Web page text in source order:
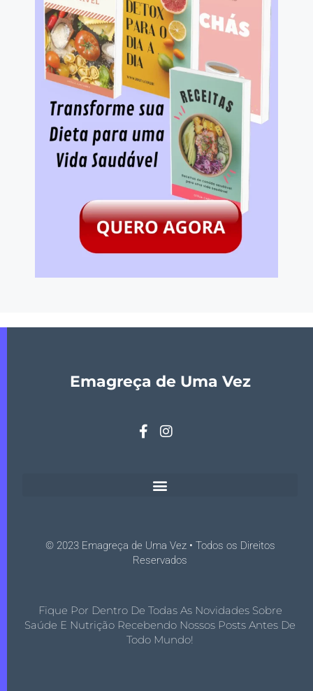
Emagreça de Uma Vez
© 2023 Emagreça de Uma Vez • Todos os Direitos
Reservados
Fique Por Dentro De Todas As Novidades Sobre
Saúde E Nutrição Recebendo Nossos Posts Antes De
Todo Mundo!